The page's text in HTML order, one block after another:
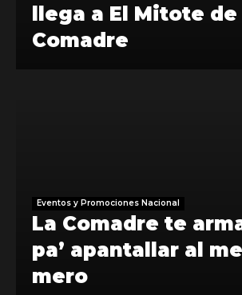
llega a El Mitote de
Comadre
Eventos y Promociones Nacional
La Comadre te
pa’ apantallar al
mero